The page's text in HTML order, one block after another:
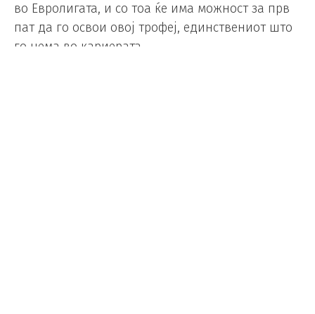
во Евролигата, и со тоа ќе има можност за прв
пат да го освои овој трофеј, единствениот што
го нема во кариерата.